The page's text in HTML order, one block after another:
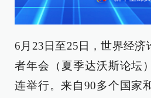
6月23日至25日，世界经济
者年会（夏季达沃斯论坛
连举行。来自90多个国家